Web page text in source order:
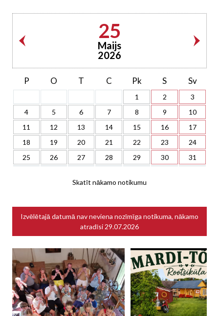
25
Maijs
2026
P O T C Pk S Sv
1 2
3
4
5 6 7 8 9
10
11
12 13 14 15 16
17
18
19 20 21 22 23
24
25
26 27 28 29 30 31
Skatīt nākamo notikumu
Izvēlētajā datumā nav neviena nozīmīga notikuma, nākamo
atradīsi 29.07.2026